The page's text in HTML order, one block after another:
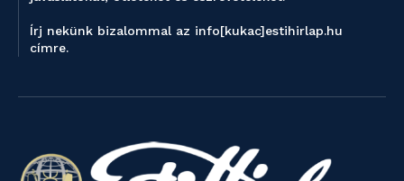
Írj nekünk bizalommal az info[kukac]estihirlap.hu
címre.